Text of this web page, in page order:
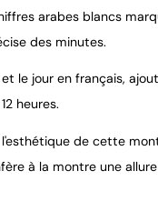
arabes blancs
des minutes.
le jour en français,
heures.
de cette
à la montre une